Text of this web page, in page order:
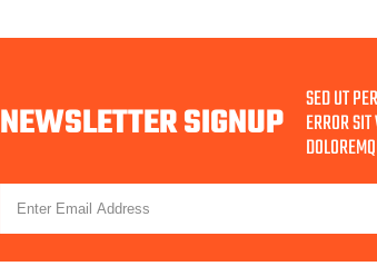
NEWSLETTER SIGNUP SED UT
ERROR